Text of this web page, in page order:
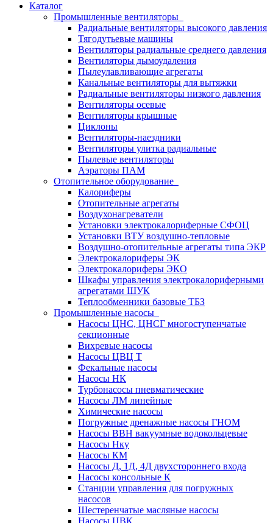
Каталог
Промышленные вентиляторы
Радиальные вентиляторы высокого давления
Тягодутьевые машины
Вентиляторы радиальные среднего давления
Вентиляторы дымоудаления
Пылеулавливающие агрегаты
Канальные вентиляторы для вытяжки
Радиальные вентиляторы низкого давления
Вентиляторы осевые
Вентиляторы крышные
Циклоны
Вентиляторы-наездники
Вентиляторы улитка радиальные
Пылевые вентиляторы
Аэраторы ПАМ
Отопительное оборудование
Калориферы
Отопительные агрегаты
Воздухонагреватели
Установки электрокалориферные СФОЦ
Установки ВТУ воздушно-тепловые
Воздушно-отопительные агрегаты типа ЭКР
Электрокалориферы ЭК
Электрокалориферы ЭКО
Шкафы управления электрокалориферными
агрегатами ШУК
Теплообменники базовые ТБЗ
Промышленные насосы
Насосы ЦНС, ЦНСГ многоступенчатые
секционные
Вихревые насосы
Насосы ЦВЦ Т
Фекальные насосы
Насосы НК
Турбонасосы пневматические
Насосы ЛМ линейные
Химические насосы
Погружные дренажные насосы ГНОМ
Насосы ВВН вакуумные водокольцевые
Насосы Нку
Насосы КМ
Насосы Д, 1Д, 4Д двухстороннего входа
Насосы консольные К
Станции управления для погружных
насосов
Шестеренчатые масляные насосы
Насосы ЦВК